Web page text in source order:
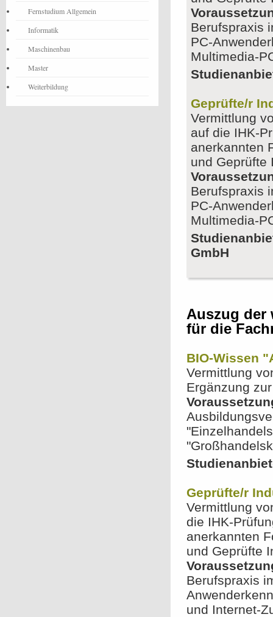
Berufspraxis
PC-
Multimedia-
Geprüfte/r
Vermittlung
auf die IHK-
anerkannten
und Geprüfte
Berufspraxis
PC-
Multimedia-
GmbH
Auszug der
für die
BIO-Wissen
Vermittlung
Ergänzung
Geprüfte/r
Vermittlung
die IHK-
anerkannten
und Geprüfte
Berufspraxis
und Internet-
Fernstudium Allgemein
Informatik
Maschinenbau
Master
Weiterbildung